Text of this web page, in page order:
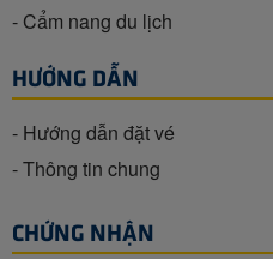
- Cẩm nang du lịch
HƯỚNG DẪN
- Hướng dẫn đặt vé
- Thông tin chung
CHỨNG NHẬN